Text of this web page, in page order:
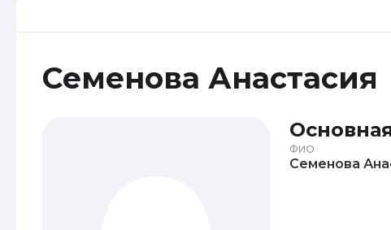
Семенова Анастасия
ФИО